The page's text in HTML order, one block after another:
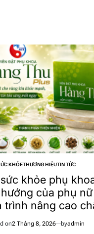
KHỎETHƯƠNG HIỆUTIN TỨC
khỏe phụ
của phụ
trình nâng cao
on2 Tháng 8, 2026 byadmin